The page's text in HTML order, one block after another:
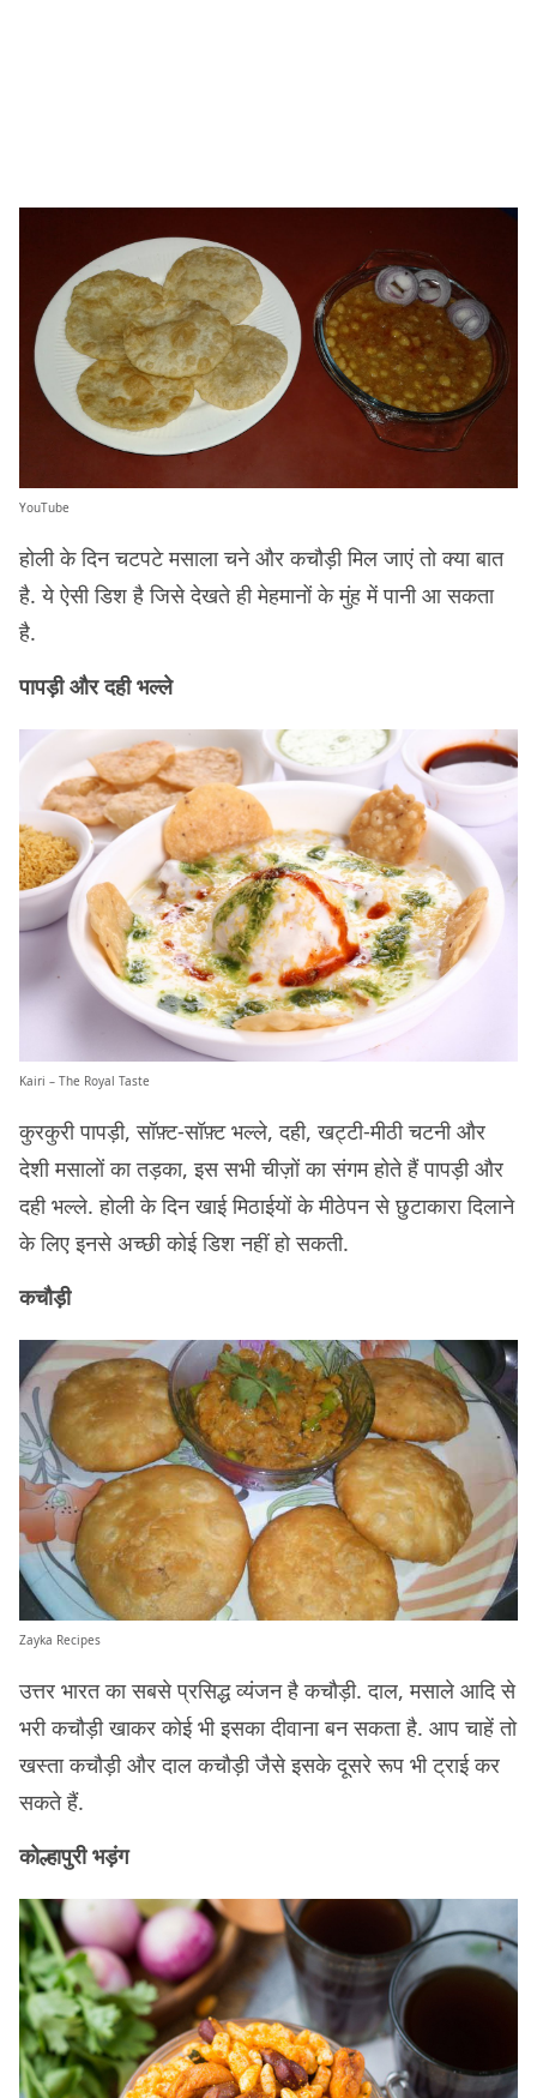
YouTube
होली के दिन चटपटे मसाला चने और कचौड़ी मिल जाएं तो क्या बात
है. ये ऐसी डिश है जिसे देखते ही मेहमानों के मुंह में पानी आ सकता
है.
पापड़ी और दही भल्ले
Kairi – The Royal Taste
कुरकुरी पापड़ी, सॉफ़्ट-सॉफ़्ट भल्ले, दही, खट्टी-मीठी चटनी और
देशी मसालों का तड़का, इस सभी चीज़ों का संगम होते हैं पापड़ी और
दही भल्ले. होली के दिन खाई मिठाईयों के मीठेपन से छुटाकारा दिलाने
के लिए इनसे अच्छी कोई डिश नहीं हो सकती.
कचौड़ी
Zayka Recipes
उत्तर भारत का सबसे प्रसिद्ध व्यंजन है कचौड़ी. दाल, मसाले आदि से
भरी कचौड़ी खाकर कोई भी इसका दीवाना बन सकता है. आप चाहें तो
खस्ता कचौड़ी और दाल कचौड़ी जैसे इसके दूसरे रूप भी ट्राई कर
सकते हैं.
कोल्हापुरी भड़ंग